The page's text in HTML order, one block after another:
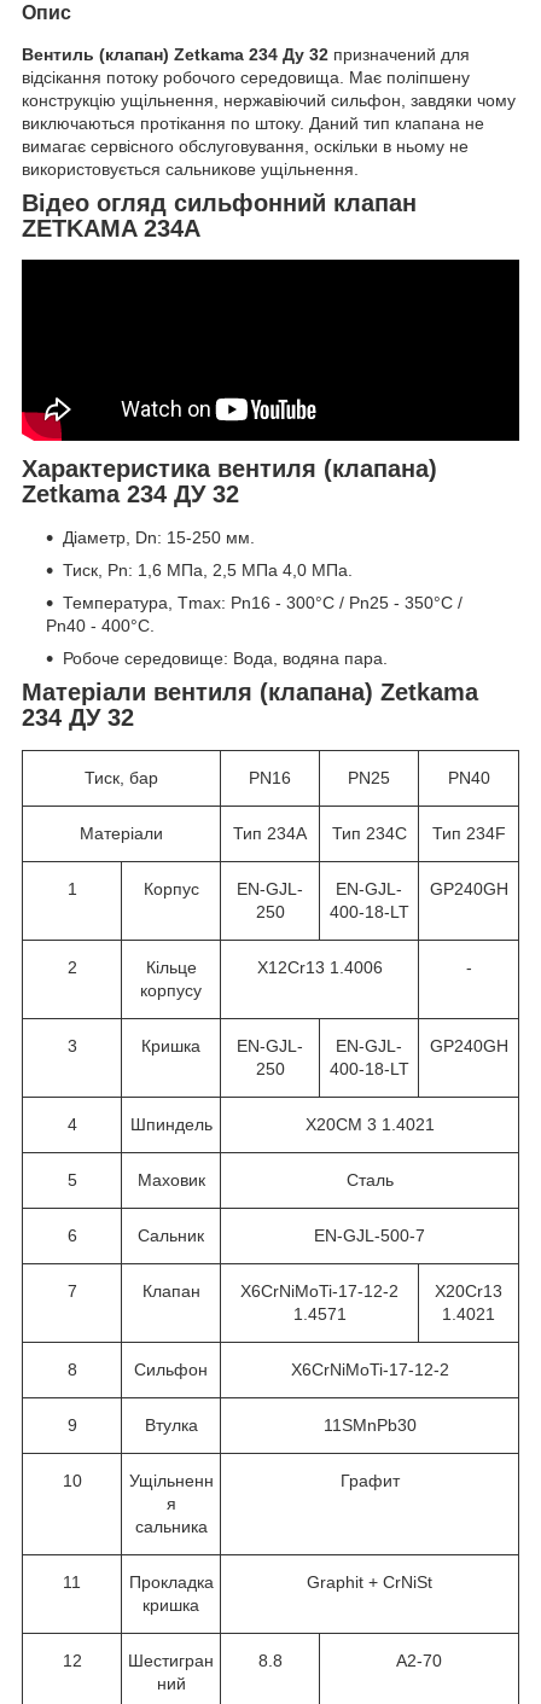
Опис
Вентиль (клапан) Zetkama 234 Ду 32 призначений для
відсікання потоку робочого середовища. Має поліпшену
конструкцію ущільнення, нержавіючий сильфон, завдяки чому
виключаються протікання по штоку. Даний тип клапана не
вимагає сервісного обслуговування, оскільки в ньому не
використовується сальникове ущільнення.
Відео огляд сильфонний клапан
ZETKAMA 234A
Характеристика вентиля (клапана)
Zetkama 234 ДУ 32
Діаметр, Dn: 15-250 мм.
Тиск, Pn: 1,6 МПа, 2,5 МПа 4,0 МПа.
Температура, Tmax: Pn16 - 300°С / Pn25 - 350°С /
Pn40 - 400°С.
Робоче середовище: Вода, водяна пара.
Матеріали вентиля (клапана) Zetkama
234 ДУ 32
Тиск, бар PN16 PN25 PN40
Матеріали Тип 234A Тип 234C Тип 234F
1 Корпус
EN-GJL-
250
EN-GJL-
400-18-LT
GP240GH
2
Кільце
корпусу
X12Cr13 1.4006 -
3 Кришка
EN-GJL-
250
EN-GJL-
400-18-LT
GP240GH
4 Шпиндель X20CM 3 1.4021
5 Маховик Сталь
6 Сальник EN-GJL-500-7
7 Клапан
X6CrNiMoTi-17-12-2
1.4571
X20Cr13
1.4021
8 Сильфон X6CrNiMoTi-17-12-2
9 Втулка 11SMnPb30
10
Ущільненн
я
сальника
Графит
11
Прокладка
кришка
Graphit + CrNiSt
12
Шестигран
ний
8.8 A2-70